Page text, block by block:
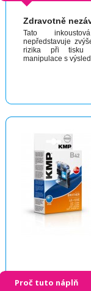
Zdravotně
Tato
nepředstavuje
rizika při tisku
manipulace s
Proč tuto náplň